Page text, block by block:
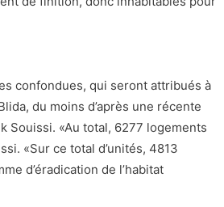
confondues, qui seront attribués à
du moins d’après une récente
Souissi. «Au total, 6277 logements
«Sur ce total d’unités, 4813
d’éradication de l’habitat